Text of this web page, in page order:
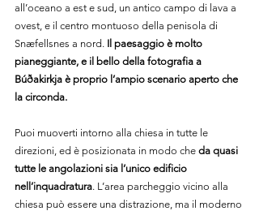
all’oceano a est e sud, un antico campo di lava a
ovest, e il centro montuoso della penisola di
Snæfellsnes a nord. Il paesaggio è molto
pianeggiante, e il bello della fotografia a
Búðakirkja è proprio l’ampio scenario aperto che
la circonda.
Puoi muoverti intorno alla chiesa in tutte le
direzioni, ed è posizionata in modo che da quasi
tutte le angolazioni sia l’unico edificio
nell’inquadratura. L’area parcheggio vicino alla
chiesa può essere una distrazione, ma il moderno